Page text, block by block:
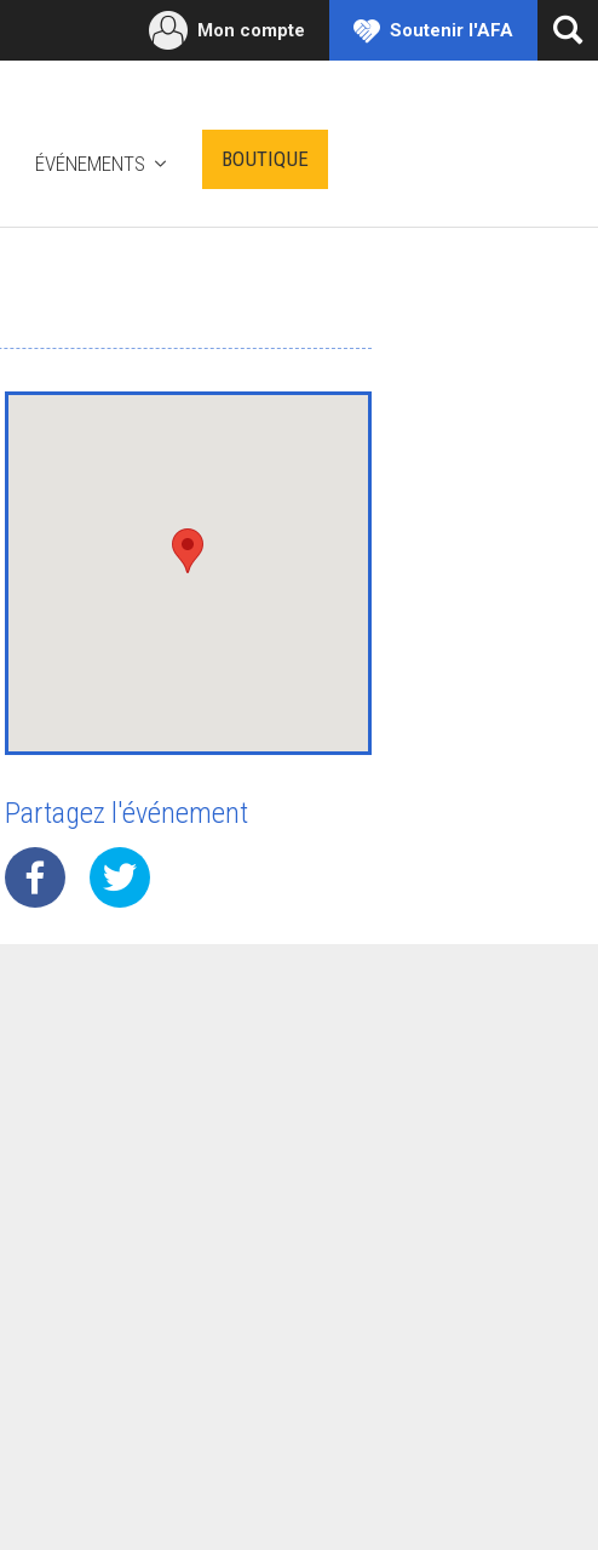
ÉVÉNEMENTS BOUTIQUE
Mon compte Soutenir l'AFA
Partagez l'événement